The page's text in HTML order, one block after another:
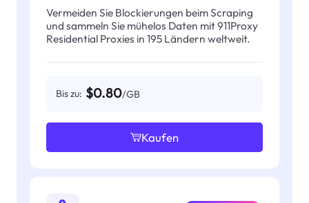
Vermeiden Sie Blockierungen beim Scraping
und sammeln Sie mühelos Daten mit 911Proxy
Residential Proxies in 195 Ländern weltweit.
Bis zu: $0.80/GB
Kaufen